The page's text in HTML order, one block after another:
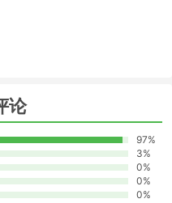
小、种类繁多的汽车。根
车辆的价格，因为有时标
尤其是面包车经常会有很
的旅程。
论
97%
3%
0%
0%
0%